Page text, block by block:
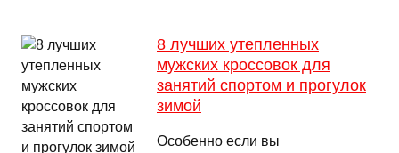
8 лучших утепленных
мужских кроссовок для
занятий спортом и прогулок
зимой
Особенно если вы